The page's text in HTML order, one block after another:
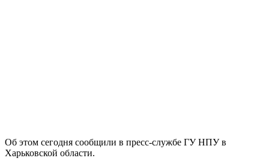
Об этом сегодня сообщили в пресс-службе ГУ НПУ в
Харьковской области.